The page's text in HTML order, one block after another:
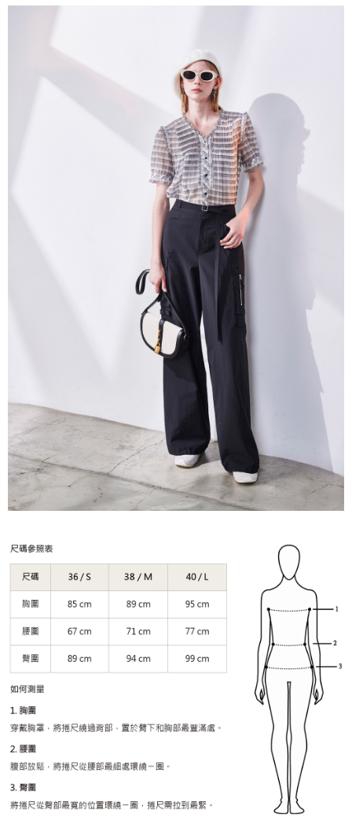
購買商品的店家。未經商家同意取消之訂單仍視為有效，需透過AFTEE先享
是否繳費成功／繳費後需取消欲退款等相關疑問，請聯繫「AFTEE先享後付
https://netprotections.freshdesk.com/support/home
１．透過由恩沛科技股份有限公司提供之「AFTEE先享後付」服務完成之交
易，需依本服務之必要範圍內提供個人資料，並將交易相關給付款項請求債
權轉讓予恩沛科技股份有限公司。
２．關於個人資料處理事宜，請瀏覽以下網址：
３．未成年的使用者請事先徵得法定代理人或監護人之同意方可使用
「AFTEE先享後付」，若未經同意申辦者引起之損失，本公司不負相關責
４．使用「AFTEE先享後付」時，將依據個別帳號之用戶狀況，依本公司即
時審查核予不同之上限額度；若仍有額度不足之情形，本公司將視審查結果
５．嚴禁一人註冊多個帳號或使用他人資訊註冊。若發現惡意使用之情形，
恩沛科技股份有限公司將有權停止該用戶之使用額度並採取法律行動。